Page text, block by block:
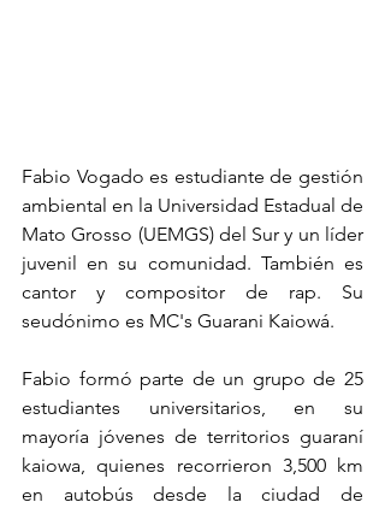
Fabio Vogado es estudiante de gestión
ambiental en la Universidad Estadual de
Mato Grosso (UEMGS) del Sur y un líder
juvenil en su comunidad. También es
cantor y compositor de rap. Su
seudónimo es MC's Guarani Kaiowá.
Fabio formó parte de un grupo de 25
estudiantes universitarios, en su
mayoría jóvenes de territorios guaraní
kaiowa, quienes recorrieron 3,500 km
en autobús desde la ciudad de